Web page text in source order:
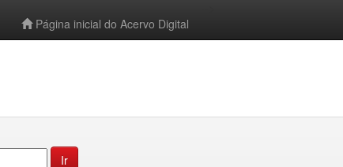
Página inicial do Acervo Digital